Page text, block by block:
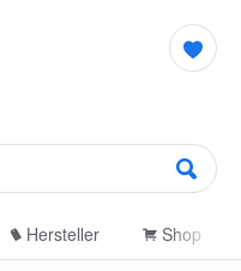
Hersteller Shop